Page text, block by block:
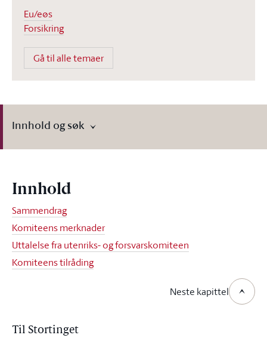
Eu/eøs
Forsikring
Gå til alle temaer
Innhold og søk
Innhold
Sammendrag
Komiteens merknader
Uttalelse fra utenriks- og forsvarskomiteen
Komiteens tilråding
Neste kapittel
Til Stortinget